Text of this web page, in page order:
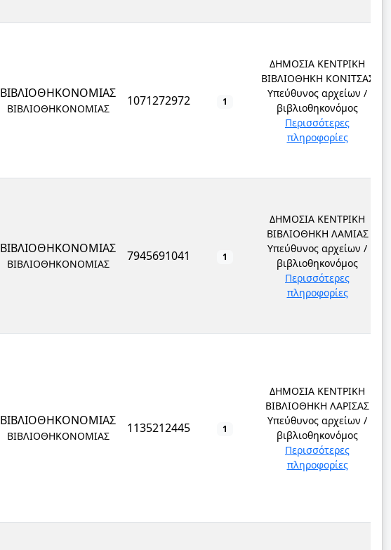
ΒΙΒΛΙΟΘΗΚΟΝΟΜΙΑΣ
ΒΙΒΛΙΟΘΗΚΟΝΟΜΙΑΣ
1071272972 1
ΔΗΜΟΣΙΑ ΚΕΝΤΡΙΚΗ
ΒΙΒΛΙΟΘΗΚΗ ΚΟΝΙΤΣΑΣ
Υπεύθυνος αρχείων /
βιβλιοθηκονόμος
Περισσότερες
πληροφορίες
ΒΙΒΛΙΟΘΗΚΟΝΟΜΙΑΣ
ΒΙΒΛΙΟΘΗΚΟΝΟΜΙΑΣ
7945691041 1
ΔΗΜΟΣΙΑ ΚΕΝΤΡΙΚΗ
ΒΙΒΛΙΟΘΗΚΗ ΛΑΜΙΑΣ
Υπεύθυνος αρχείων /
βιβλιοθηκονόμος
Περισσότερες
πληροφορίες
ΒΙΒΛΙΟΘΗΚΟΝΟΜΙΑΣ
ΒΙΒΛΙΟΘΗΚΟΝΟΜΙΑΣ
1135212445 1
ΔΗΜΟΣΙΑ ΚΕΝΤΡΙΚΗ
ΒΙΒΛΙΟΘΗΚΗ ΛΑΡΙΣΑΣ
Υπεύθυνος αρχείων /
βιβλιοθηκονόμος
Περισσότερες
πληροφορίες